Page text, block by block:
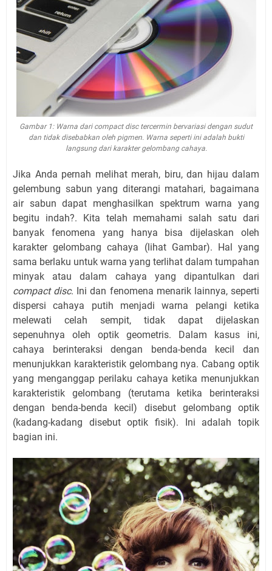
Gambar 1: Warna dari compact disc tercermin bervariasi dengan sudut
dan tidak disebabkan oleh pigmen. Warna seperti ini adalah bukti
langsung dari karakter gelombang cahaya.
Jika Anda pernah melihat merah, biru, dan hijau dalam
gelembung sabun yang diterangi matahari, bagaimana
air sabun dapat menghasilkan spektrum warna yang
begitu indah?. Kita telah memahami salah satu dari
banyak fenomena yang hanya bisa dijelaskan oleh
karakter gelombang cahaya (lihat Gambar). Hal yang
sama berlaku untuk warna yang terlihat dalam tumpahan
minyak atau dalam cahaya yang dipantulkan dari
compact disc. Ini dan fenomena menarik lainnya, seperti
dispersi cahaya putih menjadi warna pelangi ketika
melewati celah sempit, tidak dapat dijelaskan
sepenuhnya oleh optik geometris. Dalam kasus ini,
cahaya berinteraksi dengan benda-benda kecil dan
menunjukkan karakteristik gelombang nya. Cabang optik
yang menganggap perilaku cahaya ketika menunjukkan
karakteristik gelombang (terutama ketika berinteraksi
dengan benda-benda kecil) disebut gelombang optik
(kadang-kadang disebut optik fisik). Ini adalah topik
bagian ini.